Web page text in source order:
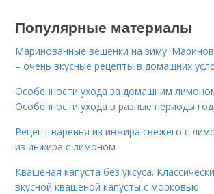
Популярные материалы
Маринованные вешенки на зиму.
– очень вкусные рецепты в домашних
Особенности ухода за домашним
Особенности ухода в разные периоды
Рецепт варенья из инжира свежего с
из инжира с лимоном
Квашеная капуста без уксуса.
вкусной квашеной капусты с морковью